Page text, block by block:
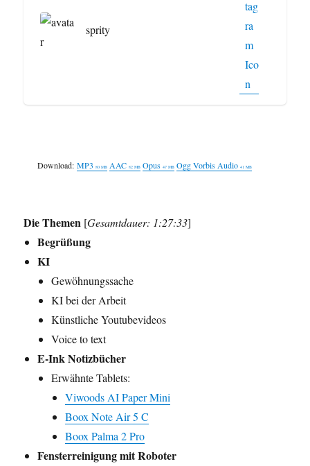
sprity
Download: MP3 80 MB AAC 82 MB Opus 47 MB Ogg Vorbis Audio 41 MB
Die Themen [Gesamtdauer: 1:27:33]
Begrüßung
KI
Gewöhnungssache
KI bei der Arbeit
Künstliche Youtubevideos
Voice to text
E-Ink Notizbücher
Erwähnte Tablets:
Viwoods AI Paper Mini
Boox Note Air 5 C
Boox Palma 2 Pro
Fensterreinigung mit Roboter